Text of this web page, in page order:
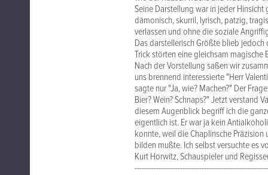
Seine Darstellung war in jeder
dämonisch, skurril, lyrisch, patzig,
verlassen und ohne die soziale
Das darstellerisch Größte blieb
Trick störten eine gleichsam
Nach der Vorstellung saßen wir
uns brennend interessierte "Herr
sagte nur "Ja, wie? Machen?" Der
Bier? Wein? Schnaps?" Jetzt verstand
diesem Augenblick begriff ich die
eigentlich ist. Er war ja kein
konnte, weil die Chaplinsche
bilden mußte. Ich selbst versuchte es
Kurt Horwitz, Schauspieler und